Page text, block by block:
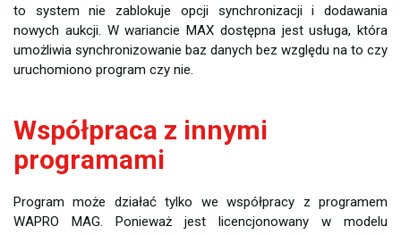
to system nie zablokuje opcji synchronizacji i dodawania
nowych aukcji. W wariancie MAX dostępna jest usługa, która
umożliwia synchronizowanie baz danych bez względu na to czy
uruchomiono program czy nie.
Współpraca z innymi
programami
Program może działać tylko we współpracy z programem
WAPRO MAG. Ponieważ jest licencjonowany w modelu